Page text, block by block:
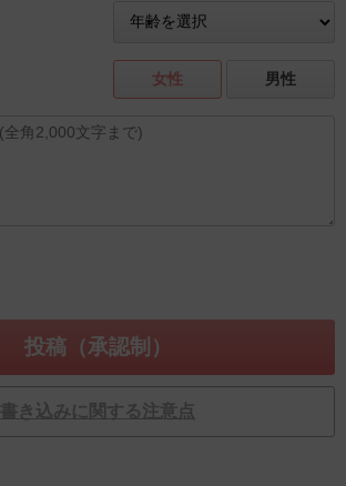
女性 男性
書き込みに関する注意点